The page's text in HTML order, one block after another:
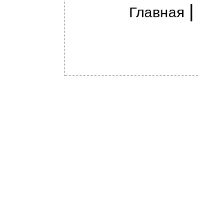
Главная |